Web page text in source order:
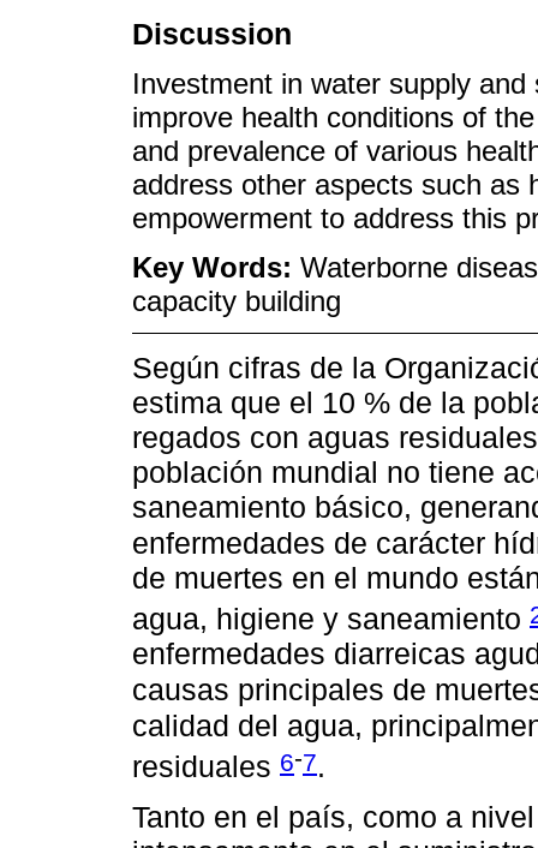
Discussion
Investment in water supply
improve health conditions of
and prevalence of various
address other aspects such as
empowerment to address this
Key Words: Waterborne
capacity building
Según cifras de la
estima que el 10 % de la
regados con aguas
población mundial no tiene
saneamiento básico,
enfermedades de carácter
de muertes en el mundo
agua, higiene y saneamiento
enfermedades diarreicas
causas principales de
calidad del agua,
residuales 6-7.
Tanto en el país, como a